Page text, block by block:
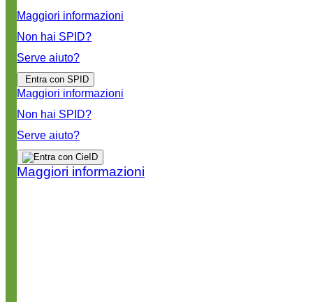
Maggiori informazioni
Non hai SPID?
Serve aiuto?
Entra con SPID
Maggiori informazioni
Non hai SPID?
Serve aiuto?
Maggiori informazioni